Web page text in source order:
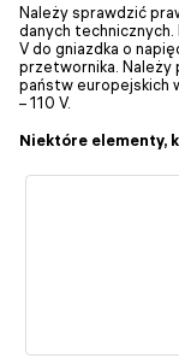
Należy sprawdzić
danych technicznych.
V do gniazdka o
przetwornika. Należy
państw europejskich
– 110 V.
Niektóre elementy,